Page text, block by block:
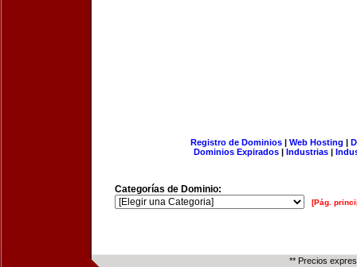
Registro de Dominios| Web Hosting |
Dominios Expirados | Industrias |
Categorías de Dominio:
[Pág.
** Precios